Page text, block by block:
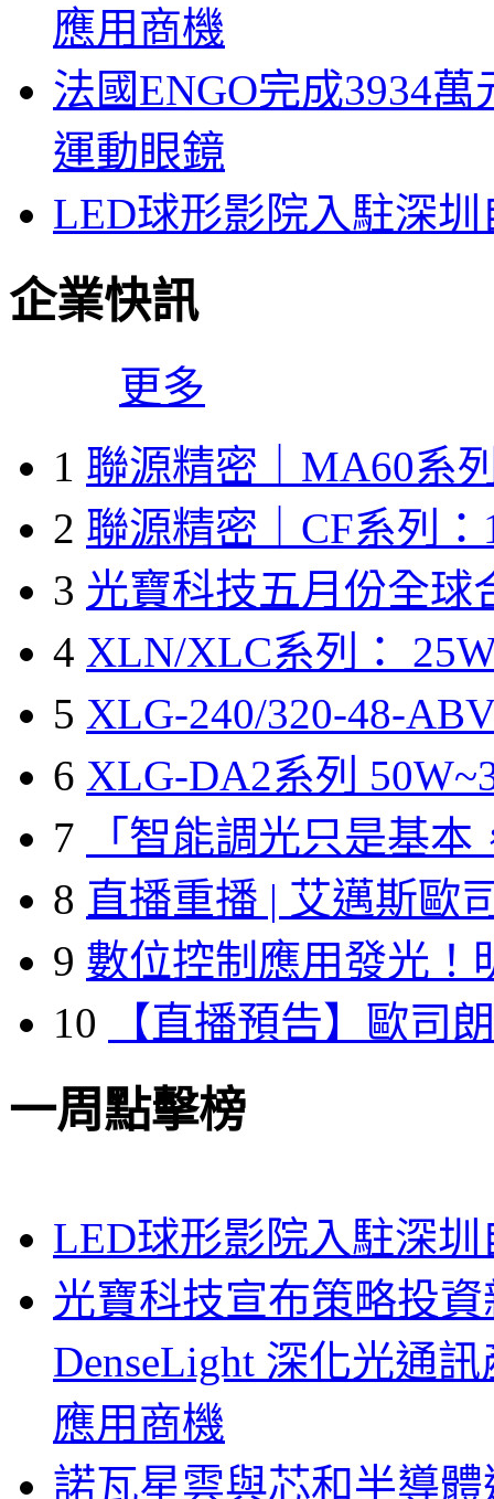
應用商機
法國ENGO完成3934
運動眼鏡
LED球形影院入駐深
企業快訊
更多
1 聯源精密｜MA60系
2 聯源精密｜CF系列：
3 光寶科技五月份全球
4 XLN/XLC系列：
5 XLG-240/320-48-
6 XLG-DA2系列
7
「智能調光只是基本
8 直播重播 | 艾邁斯歐
9 數位控制應用發光！
10
【直播預告】歐司
一周點擊榜
LED球形影院入駐深
光寶科技宣布策略投
DenseLight 深化光通
應用商機
諾瓦星雲與芯和半導